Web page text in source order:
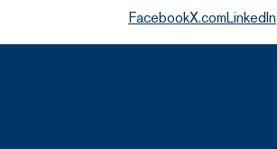
FacebookX.comLinkedIn